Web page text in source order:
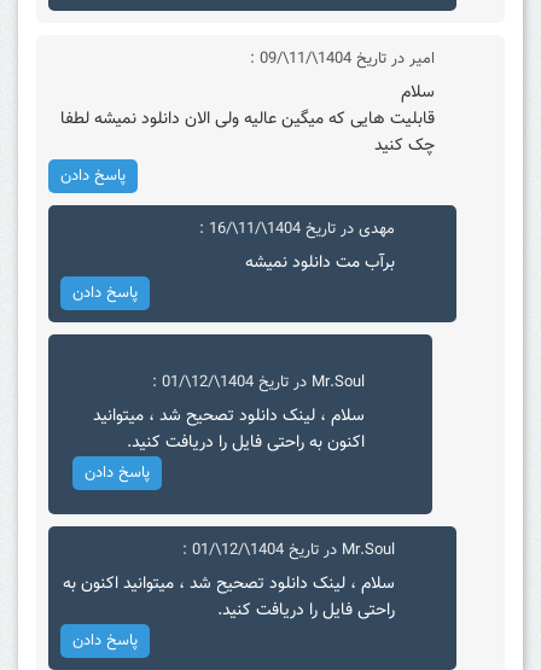
امیر در تاریخ 1404\/11\/09 :
سلام
قابلیت هایی که میگین عالیه ولی الان دانلود نمیشه لطفا
چک کنید
پاسخ دادن
مهدی در تاریخ 1404\/11\/16 :
برآب مت دانلود نمیشه
پاسخ دادن
Mr.Soul در تاریخ 1404\/12\/01 :
سلام ، لینک دانلود تصحیح شد ، میتوانید
اکنون به راحتی فایل را دریافت کنید.
پاسخ دادن
Mr.Soul در تاریخ 1404\/12\/01 :
سلام ، لینک دانلود تصحیح شد ، میتوانید اکنون به
راحتی فایل را دریافت کنید.
پاسخ دادن